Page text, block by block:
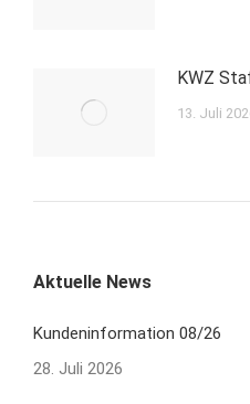
KWZ
13. Juli
Aktuelle News
Kundeninformation 08/26
28. Juli 2026